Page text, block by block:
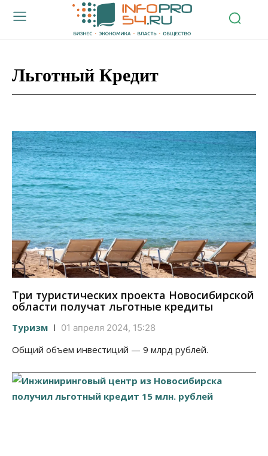
Льготный Кредит
Три туристических проекта Новосибирской
области получат льготные кредиты
Туризм 01 апреля 2024, 15:28
Общий объем инвестиций — 9 млрд рублей.